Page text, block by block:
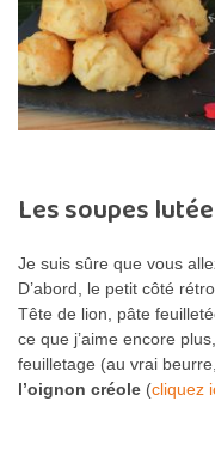
Les soupes
Je suis sûre que vous
D’abord, le petit côté
Tête de lion, pâte
ce que j’aime encore
feuilletage (au vrai
l’oignon créole (cliquez